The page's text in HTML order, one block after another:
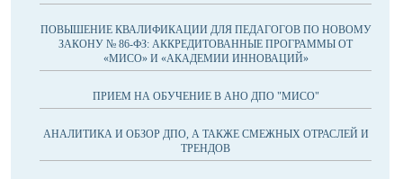
ПОВЫШЕНИЕ КВАЛИФИКАЦИИ ДЛЯ ПЕДАГОГОВ ПО НОВОМУ
ЗАКОНУ № 86-ФЗ: АККРЕДИТОВАННЫЕ ПРОГРАММЫ ОТ
«МИСО» И «АКАДЕМИИ ИННОВАЦИЙ»
ПРИЕМ НА ОБУЧЕНИЕ В АНО ДПО "МИСО"
АНАЛИТИКА И ОБЗОР ДПО, А ТАКЖЕ СМЕЖНЫХ ОТРАСЛЕЙ И
ТРЕНДОВ